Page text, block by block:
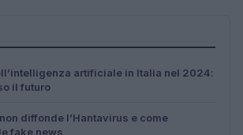
artificiale in Italia nel 2024:
il futuro
diffonde l’Hantavirus e come
fake news